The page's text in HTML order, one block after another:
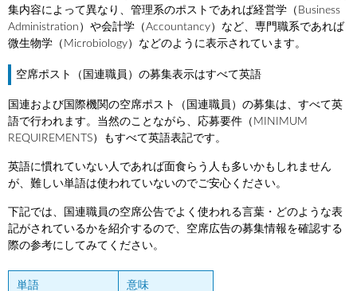
集内容によって異なり、管理系のポストであれば経営学（Business
Administration）や会計学（Accountancy）など、専門職系であれば
微生物学（Microbiology）などのように表示されています。
空席ポスト（国連職員）の募集表示はすべて英語
国連および国際機関の空席ポスト（国連職員）の募集は、すべて英
語で行われます。当然のことながら、応募要件（MINIMUM
REQUIREMENTS）もすべて英語表記です。
英語に慣れていない人であれば面食らう人も多いかもしれません
が、難しい単語は使われていないのでご安心ください。
下記では、国連職員の空席公告でよく使われる言葉・どのような表
記がされているかを紹介するので、空席広告の募集情報を確認する
際の参考にしてみてください。
単語 意味